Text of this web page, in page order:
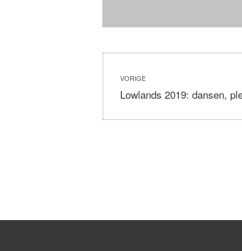
navigatie
VORIGE
Vorig
Lowlands 2019: dansen,